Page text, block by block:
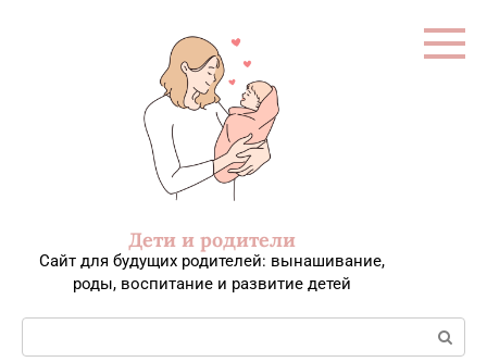
Дети и родители
Сайт для будущих родителей: вынашивание,
роды, воспитание и развитие детей
Поиск: